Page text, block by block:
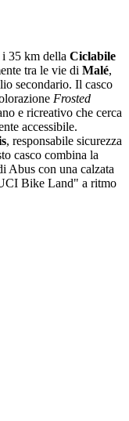
35 km della Ciclabile
tra le vie di Malé,
secondario. Il casco
Frosted
e ricreativo che cerca
accessibile.
, responsabile sicurezza
casco combina la
Abus con una calzata
Bike Land" a ritmo